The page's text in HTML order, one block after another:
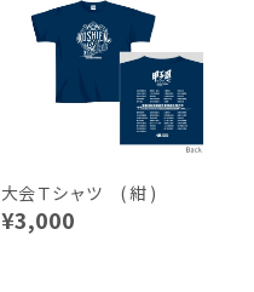
大会Ｔシャツ ( 紺 )
¥3,000